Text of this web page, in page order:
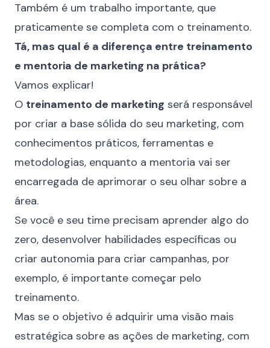
Também é um trabalho importante, que
praticamente se completa com o treinamento.
Tá, mas qual é a diferença entre treinamento
e mentoria de marketing na prática?
Vamos explicar!
O treinamento de marketing será responsável
por criar a base sólida do seu marketing, com
conhecimentos práticos, ferramentas e
metodologias, enquanto a mentoria vai ser
encarregada de aprimorar o seu olhar sobre a
área.
Se você e seu time precisam aprender algo do
zero, desenvolver habilidades específicas ou
criar autonomia para criar campanhas, por
exemplo, é importante começar pelo
treinamento.
Mas se o objetivo é adquirir uma visão mais
estratégica sobre as ações de marketing, com